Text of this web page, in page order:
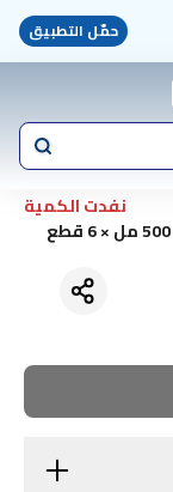
حمّل التطبيق
نفدت الكمية